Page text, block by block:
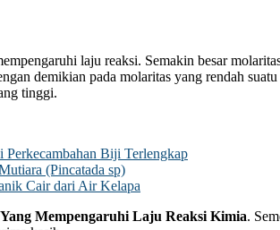
laju reaksi. Semakin besar
demikian pada molaritas yang rendah suatu
tinggi.
Biji Terlengkap
(Pincatada sp)
Cair dari Air Kelapa
Mempengaruhi Laju Reaksi Kimia.